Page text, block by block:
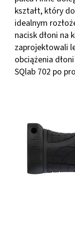
kształt, który
idealnym
nacisk dłoni na
zaprojektowali
obciążenia
SQlab 702 po